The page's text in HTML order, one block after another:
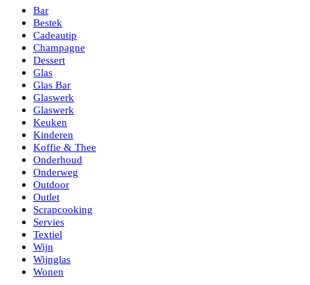
Bar
Bestek
Cadeautip
Champagne
Dessert
Glas
Glas Bar
Glaswerk
Glaswerk
Keuken
Kinderen
Koffie & Thee
Onderhoud
Onderweg
Outdoor
Outlet
Scrapcooking
Servies
Textiel
Wijn
Wijnglas
Wonen